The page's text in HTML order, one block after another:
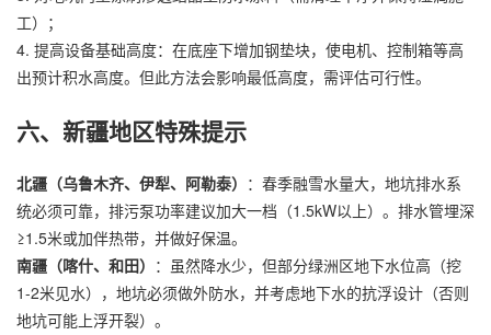
工）；
4. 提高设备基础高度：在底座下增加钢垫块，使电机、控制箱等高
出预计积水高度。但此方法会影响最低高度，需评估可行性。
六、新疆地区特殊提示
北疆（乌鲁木齐、伊犁、阿勒泰） ：春季融雪水量大，地坑排水系
统必须可靠，排污泵功率建议加大一档（1.5kW以上）。排水管埋深
≥1.5米或加伴热带，并做好保温。
南疆（喀什、和田） ：虽然降水少，但部分绿洲区地下水位高（挖
1-2米见水），地坑必须做外防水，并考虑地下水的抗浮设计（否则
地坑可能上浮开裂）。